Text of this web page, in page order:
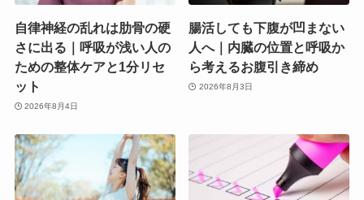
自律神経の乱れは肋骨の硬
さに出る｜呼吸が浅い人の
ための整体ケアと1分リセ
ット
2026年8月4日
腸活しても下腹が凹まない
人へ｜内臓の位置と呼吸か
ら考えるお腹引き締め
2026年8月3日